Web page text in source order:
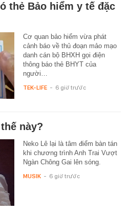
thẻ Bảo hiểm y tế đặc
Cơ quan bảo hiểm vừa phát
cảnh báo về thủ đoạn mảo mạo
danh cán bộ BHXH gọi điện
thông báo thẻ BHYT của
người…
TEK-LIFE - 6 giờ trước
này?
Neko Lê lại là tâm điểm bàn tán
khi chương trình Anh Trai Vượt
Ngàn Chông Gai lên sóng.
MUSIK - 6 giờ trước